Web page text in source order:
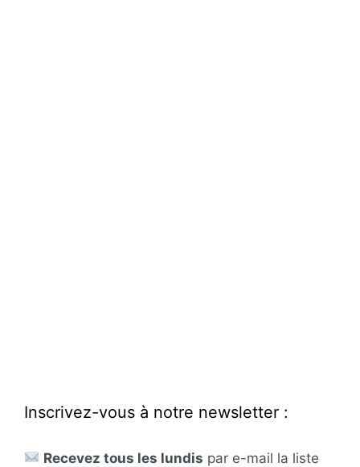
Inscrivez-vous à notre newsletter :
Recevez tous les lundis par e-mail la liste